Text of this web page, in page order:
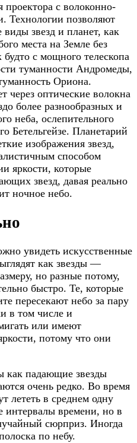
проектора с волоконно-
Технологии позволяют
звезд и планет, как
места на Земле без
будто с мощного телескопа
туманности Андромеды,
Ориона.
через оптические волокна
более разнообразных и
неба, ослепительного
Бетельгейзе. Планетарий
изображения звезд,
способом
яркости, которые
звезд, давая реально
ночное небо.
увидеть искусственные
как звезды —
но разные потому,
быстро. Те, которые
пересекают небо за пару
в том числе и
или имеют
потому что они
как падающие звезды
очень редко. Во время
лететь в среднем одну
интервалы времени, но в
сюрприз. Иногда
по небу.